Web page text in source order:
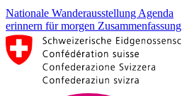
Nationale Wanderausstellung Agenda
erinnern für morgen Zusammenfassung